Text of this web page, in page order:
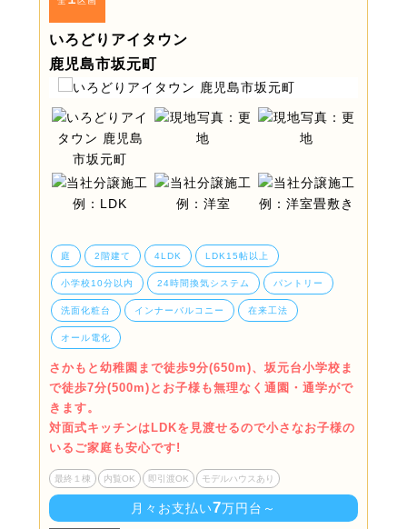
いろどりアイタウン
鹿児島市坂元町
庭 2階建て 4LDK LDK15帖以上
小学校10分以内 24時間換気システム パントリー
洗面化粧台 インナーバルコニー 在来工法
オール電化
さかもと幼稚園まで徒歩9分(650m)、坂元台小学校ま
で徒歩7分(500m)とお子様も無理なく通園・通学がで
きます。
対面式キッチンはLDKを見渡せるので小さなお子様の
いるご家庭も安心です!
最終１棟 内覧OK 即引渡OK モデルハウスあり
月々お支払い7万円台～